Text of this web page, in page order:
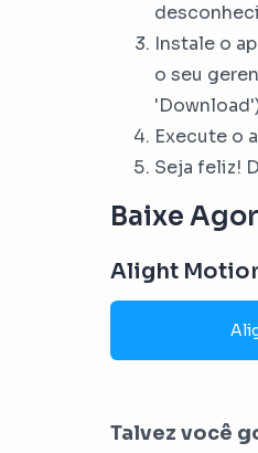
Instale o
o seu
Execute o
Seja feliz!
Baixe
Alight
Talvez você